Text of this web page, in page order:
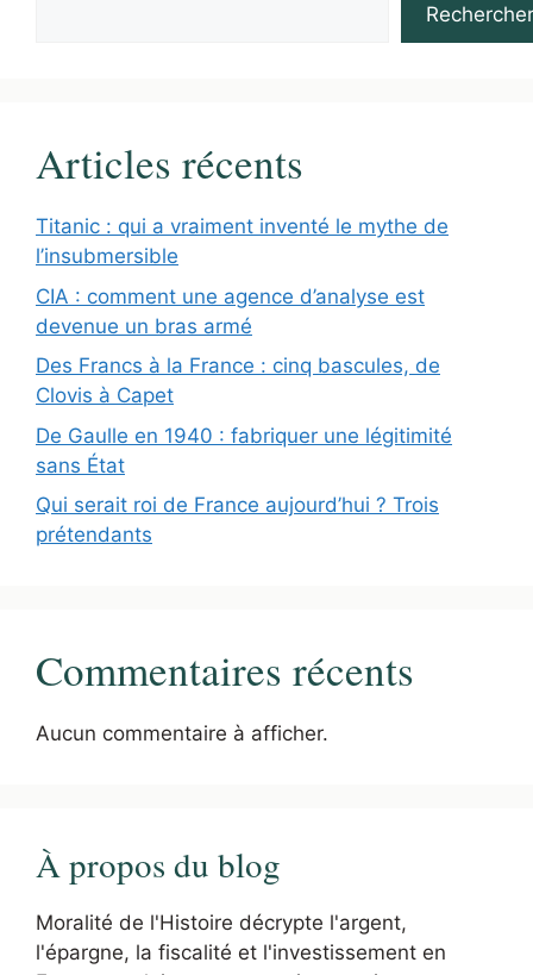
Rechercher
Articles récents
Titanic : qui a vraiment inventé le mythe de
l’insubmersible
CIA : comment une agence d’analyse est
devenue un bras armé
Des Francs à la France : cinq bascules, de
Clovis à Capet
De Gaulle en 1940 : fabriquer une légitimité
sans État
Qui serait roi de France aujourd’hui ? Trois
prétendants
Commentaires récents
Aucun commentaire à afficher.
À propos du blog
Moralité de l'Histoire décrypte l'argent,
l'épargne, la fiscalité et l'investissement en